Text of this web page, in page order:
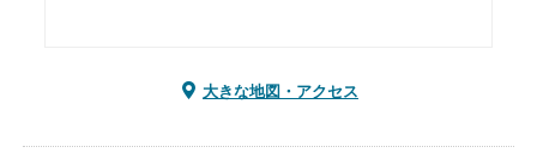
大きな地図・アクセス